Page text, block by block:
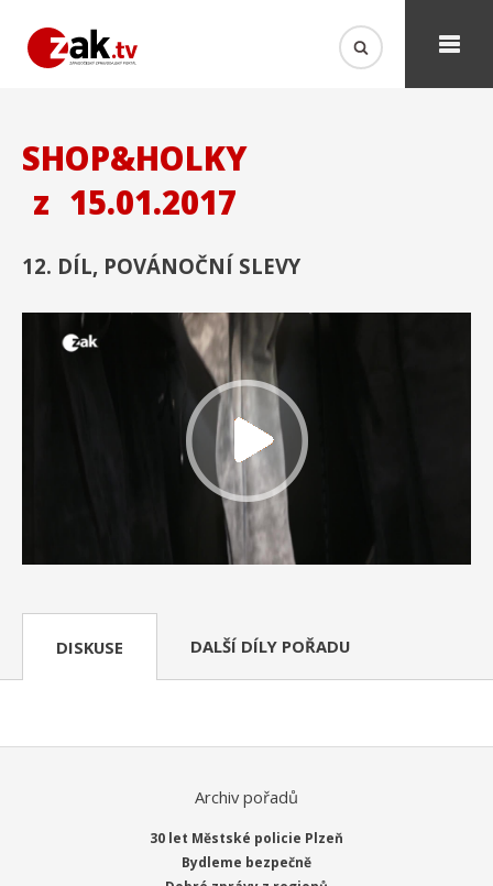
SHOP&HOLKY
z 15.01.2017
12. DÍL, POVÁNOČNÍ SLEVY
DISKUSE DALŠÍ DÍLY POŘADU
Archiv pořadů
30 let Městské policie Plzeň
Bydleme bezpečně